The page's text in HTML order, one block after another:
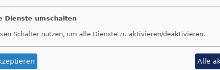
Impressum
Dienste umschalten
Schalter nutzen, um alle Dienste zu aktivieren/deaktivieren.
Alle